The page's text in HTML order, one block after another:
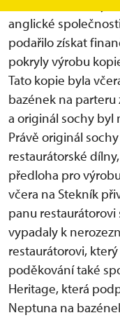
anglické
podařilo získat
pokryly výrobu
Tato kopie byla
bazének na
a originál sochy byl
Právě originál
restaurátorské
předloha pro
včera na Stekník
panu restaurátorovi
vypadaly k
restaurátorovi,
poděkování také
Heritage, která
Neptuna na